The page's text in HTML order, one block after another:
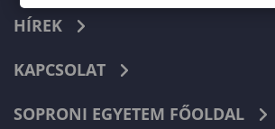
HÍREK
KAPCSOLAT
SOPRONI EGYETEM FŐOLDAL